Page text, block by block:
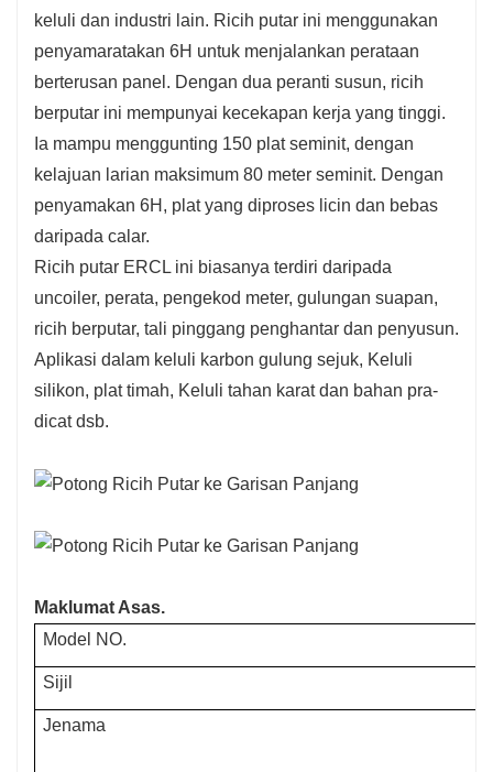
keluli dan industri lain. Ricih putar ini menggunakan
penyamaratakan 6H untuk menjalankan perataan
berterusan panel. Dengan dua peranti susun, ricih
berputar ini mempunyai kecekapan kerja yang tinggi.
Ia mampu menggunting 150 plat seminit, dengan
kelajuan larian maksimum 80 meter seminit. Dengan
penyamakan 6H, plat yang diproses licin dan bebas
daripada calar.
Ricih putar ERCL ini biasanya terdiri daripada
uncoiler, perata, pengekod meter, gulungan suapan,
ricih berputar, tali pinggang penghantar dan penyusun.
Aplikasi dalam keluli karbon gulung sejuk, Keluli
silikon, plat timah, Keluli tahan karat dan bahan pra-
dicat dsb.
Maklumat Asas.
Model NO.
Sijil
Jenama